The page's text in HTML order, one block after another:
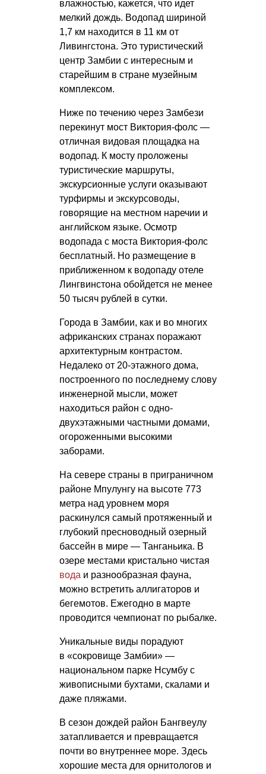
влажностью, кажется, что идет
мелкий дождь. Водопад шириной
1,7 км находится в 11 км от
Ливингстона. Это туристический
центр Замбии с интересным и
старейшим в стране музейным
комплексом.
Ниже по течению через Замбези
перекинут мост Виктория-фолс —
отличная видовая площадка на
водопад. К мосту проложены
туристические маршруты,
экскурсионные услуги оказывают
турфирмы и экскурсоводы,
говорящие на местном наречии и
английском языке. Осмотр
водопада с моста Виктория-фолс
бесплатный. Но размещение в
приближенном к водопаду отеле
Лингвинстона обойдется не менее
50 тысяч рублей в сутки.
Города в Замбии, как и во многих
африканских странах поражают
архитектурным контрастом.
Недалеко от 20-этажного дома,
построенного по последнему слову
инженерной мысли, может
находиться район с одно-
двухэтажными частными домами,
огороженными высокими
заборами.
На севере страны в приграничном
районе Мпулунгу на высоте 773
метра над уровнем моря
раскинулся самый протяженный и
глубокий пресноводный озерный
бассейн в мире — Танганьика. В
озере местами кристально чистая
вода и разнообразная фауна,
можно встретить аллигаторов и
бегемотов. Ежегодно в марте
проводится чемпионат по рыбалке.
Уникальные виды порадуют
в «сокровище Замбии» —
национальном парке Нсумбу с
живописными бухтами, скалами и
даже пляжами.
В сезон дождей район Бангвеулу
затапливается и превращается
почти во внутреннее море. Здесь
хорошие места для орнитологов и